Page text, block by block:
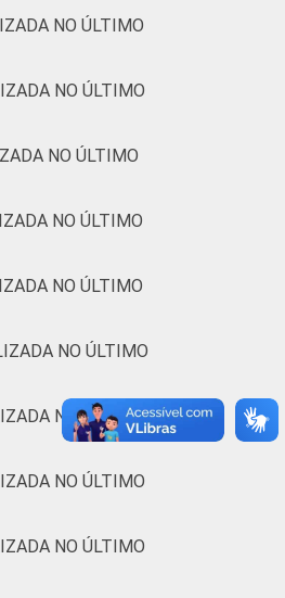
NO ÚLTIMO
NO ÚLTIMO
NO ÚLTIMO
NO ÚLTIMO
NO ÚLTIMO
NO ÚLTIMO
NO ÚLTIMO
NO ÚLTIMO
NO ÚLTIMO